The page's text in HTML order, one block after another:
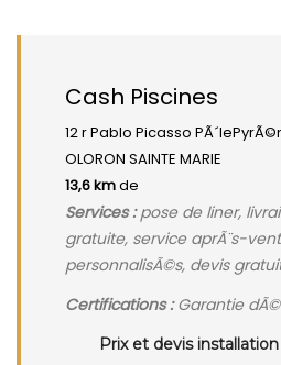
Cash Piscines
12 r Pablo Picasso
OLORON SAINTE MARIE
13,6 kmde
Services :pose de liner,
gratuite, service aprÃ¨s-
personnalisÃ©s, devis
Certifications :Garantie
Prix et devis